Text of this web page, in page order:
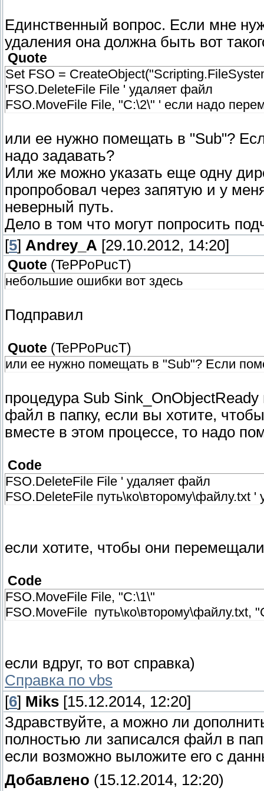
Единственный вопрос. Если мне
удаления она должна быть вот
Quote
Set FSO =
'FSO.DeleteFile File ' удаляет файл
FSO.MoveFile File, "C:\2\" ' если надо
или ее нужно помещать в "Sub"?
надо задавать?
Или же можно указать еще одну
пропробовал через запятую и у
неверный путь.
Дело в том что могут попросить
[5] Andrey_A [29.10.2012, 14:20]
Quote (TePPoPucT)
небольшие ошибки вот здесь
Подправил
Quote (TePPoPucT)
или ее нужно помещать в "Sub"? Если
процедура Sub Sink_OnObjectReady
файл в папку, если вы хотите,
вместе в этом процессе, то надо
Code
FSO.DeleteFile File ' удаляет файл
FSO.DeleteFile путь\ко\второму\файлу.txt '
если хотите, чтобы они
Code
FSO.MoveFile File, "C:\1\"
FSO.MoveFile путь\ко\второму\файлу.txt,
если вдруг, то вот справка)
Справка по vbs
[6] Miks [15.12.2014, 12:20]
Здравствуйте, а можно ли
полностью ли записался файл в
если возможно выложите его с
Добавлено (15.12.2014, 12:20)